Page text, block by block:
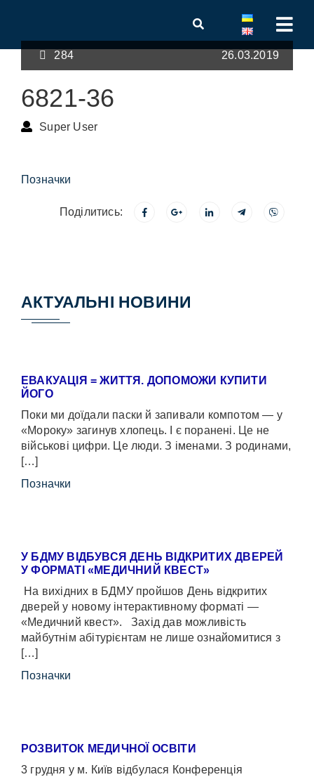
284 26.03.2019
6821-36
Super User
Позначки
Поділитись:
АКТУАЛЬНІ НОВИНИ
ЕВАКУАЦІЯ = ЖИТТЯ. ДОПОМОЖИ КУПИТИ
ЙОГО
Поки ми доїдали паски й запивали компотом — у
«Мороку» загинув хлопець. І є поранені. Це не
військові цифри. Це люди. З іменами. З родинами,
[…]
Позначки
У БДМУ ВІДБУВСЯ ДЕНЬ ВІДКРИТИХ ДВЕРЕЙ
У ФОРМАТІ «МЕДИЧНИЙ КВЕСТ»
На вихідних в БДМУ пройшов День відкритих
дверей у новому інтерактивному форматі —
«Медичний квест». Захід дав можливість
майбутнім абітурієнтам не лише ознайомитися з
[…]
Позначки
РОЗВИТОК МЕДИЧНОЇ ОСВІТИ
3 грудня у м. Київ відбулася Конференція